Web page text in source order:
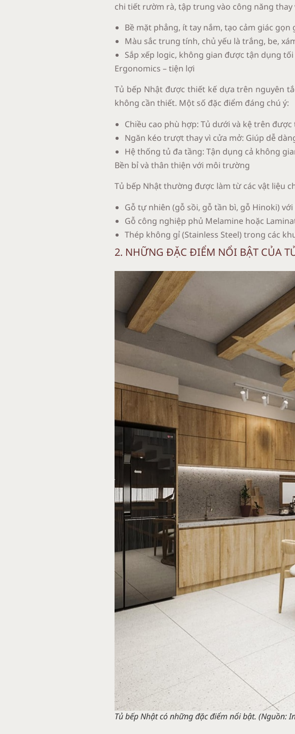
chi tiết rườm rà, tập trung vào công năng
Bề mặt phẳng, ít tay nắm, tạo cảm giác gọn
Màu sắc trung tính, chủ yếu là trắng, be,
Sắp xếp logic, không gian được tận dụng
Ergonomics – tiện lợi
Tủ bếp Nhật được thiết kế dựa trên nguyên
không cần thiết. Một số đặc điểm đáng chú ý:
Chiều cao phù hợp: Tủ dưới và kệ trên
Ngăn kéo trượt thay vì cửa mở: Giúp dễ
Hệ thống tủ đa tầng: Tận dụng cả không
Bền bỉ và thân thiện với môi trường
Tủ bếp Nhật thường được làm từ các vật liệu
Gỗ tự nhiên (gỗ sồi, gỗ tần bì, gỗ Hinoki)
Gỗ công nghiệp phủ Melamine hoặc
Thép không gỉ (Stainless Steel) trong các
2. NHỮNG ĐẶC ĐIỂM NỔI BẬT CỦA
Tủ bếp Nhật có những đặc điểm nổi bật. (Nguồn: